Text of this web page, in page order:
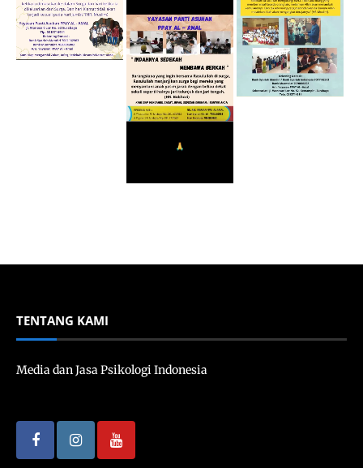
TENTANG KAMI
Media dan Jasa Psikologi Indonesia